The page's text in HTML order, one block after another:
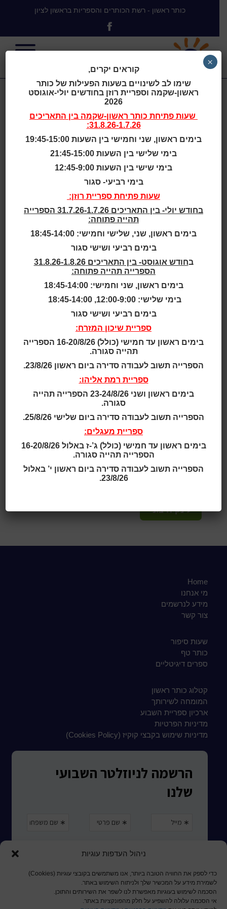
ניהול העדפות עוגיות
כדי לספק את החוויה הטובה ביותר, אנו משתמשים בקובצי עוגיות (Cookies)
לשמירת מידע על המכשיר שלך ולניתוח השימוש באתר.
הסכמה לשימוש בעוגיות מאפשרת לנו לשפר את השירותים והתוכן.
אי הסכמה עלולה להשפיע על חלק מהפונקציות באתר.
כותר ראשון - רשת הכותרים והספריות בראשון לציון
מפגש עם
הסופרת אבישג
צ'רחי
מפגש עם הסופרת אבישג
צ’רחי
סופרים מספרים
תאריך ושעה:
מפגש מרתק עםהסופרת אבישג צ'רחי
: שיחה אישית ואינטימית על כתיבה וספרות,
חתימה על ספרים וצילומים משותפים עם הסופרת.
מספר המקומות מוגבל | הזכות לשינויים שמורה
מיקום:
מחיר:
כתובת:
ספריית שיכון המזרח שד' יעקב 52, ראשון לציון
טלפון:
לינק חיצוני
Home
מי אנחנו
מידע לנרשמים
צור קשר
שעות סיפור
כותר טף
ספרים דיגיטליים
קטלוג כותר ראשון
המומחה לשירותך
ארכיון ספריית השבוע
מדיניות הפרטיות
מדיניות שימוש בקבצי קוקיז (Cookies Policy)
קוראים יקרים,
שימו לב לשינויים בשעות הפעילות של כותר
ראשון-שקמה וספריית רוזן בחודשים יולי-אוגוסט
2026
שעות פתיחת כותר ראשון-שקמה בין התאריכים
31.8.26-1.7.26:
בימים ראשון, שני וחמישי בין השעות 19:45-15:00
בימי שלישי בין השעות 21:45-15:00
בימי שישי בין השעות 12:45-9:00
בימי רביעי- סגור
שעות פתיחת ספריית רוזן:
בחודש יולי- בין התאריכים 31.7.26-1.7.26 הספרייה
תהייה פתוחה:
בימים ראשון, שני, שלישי וחמישי: 18:45-14:00
בימים רביעי ושישי סגור
ב
חודש אוגוסט- בין התאריכים 31.8.26-1.8.26
הספרייה תהייה פתוחה:
בימים ראשון, שני וחמישי: 18:45-14:00
בימי שלישי: 12:00-9:00, 18:45-14:00
בימים רביעי ושישי סגור
ספריית שיכון המזרח:
בימים ראשון עד חמישי (כולל) 16-20/8/26 הספרייה
תהייה סגורה.
הספרייה תשוב לעבודה סדירה ביום ראשון 23/8/26.
ספריית רמת אליהו:
בימים ראשון ושני 23-24/8/26 הספרייה תהייה
סגורה.
הספרייה תשוב לעבודה סדירה ביום שלישי 25/8/26.
ספריית מעגלים:
בימים ראשון עד חמישי (כולל) ג’-ז באלול 16-20/8/26
הספרייה תהייה סגורה.
הספרייה תשוב לעבודה סדירה ביום ראשון י’ באלול
23/8/26.
×